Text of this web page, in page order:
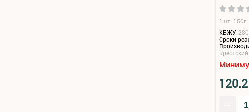
1шт: 150г.
КБЖУ:
Сроки
120.2